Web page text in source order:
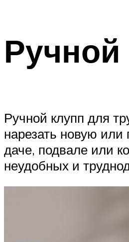
Ручной
Ручной клупп для
нарезать новую
даче, подвале или
неудобных и